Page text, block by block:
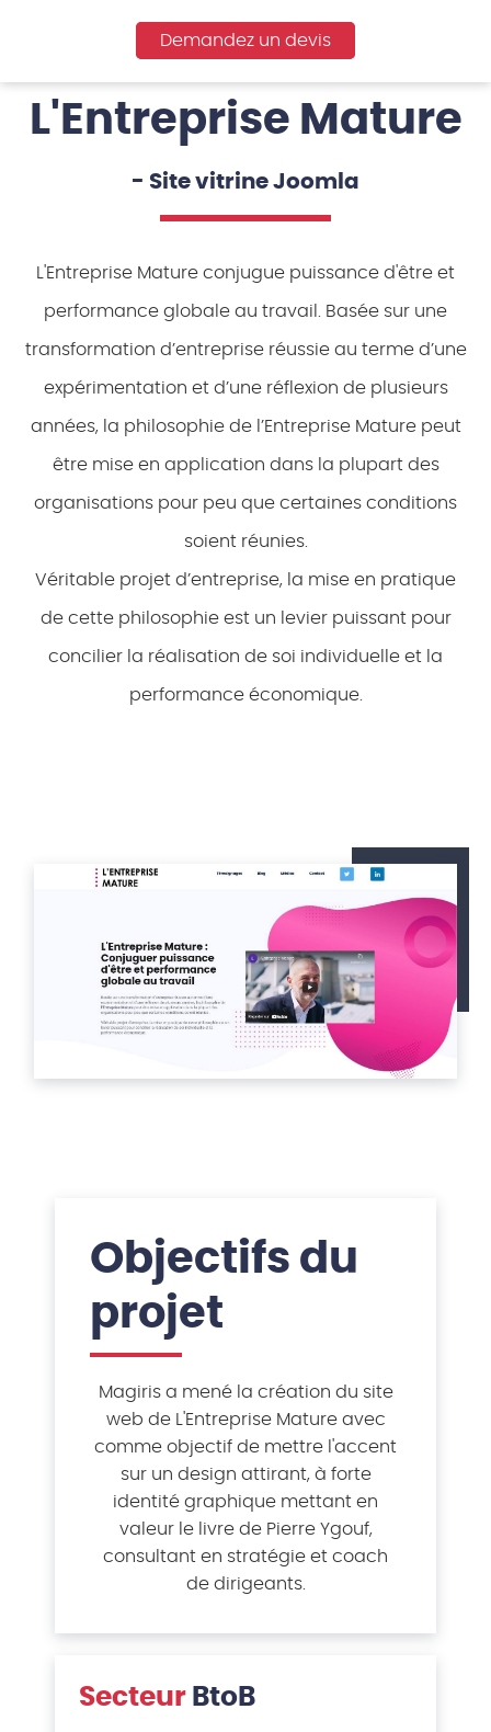
Demandez un devis
L'Entreprise Mature
- Site vitrine Joomla
L'Entreprise Mature conjugue puissance d'être et
performance globale au travail. Basée sur une
transformation d’entreprise réussie au terme d’une
expérimentation et d’une réflexion de plusieurs
années, la philosophie de l’Entreprise Mature peut
être mise en application dans la plupart des
organisations pour peu que certaines conditions
soient réunies.
Véritable projet d’entreprise, la mise en pratique
de cette philosophie est un levier puissant pour
concilier la réalisation de soi individuelle et la
performance économique.
Objectifs du
projet
Magiris a mené la création du site
web de L'Entreprise Mature avec
comme objectif de mettre l'accent
sur un design attirant, à forte
identité graphique mettant en
valeur le livre de Pierre Ygouf,
consultant en stratégie et coach
de dirigeants.
SecteurBtoB